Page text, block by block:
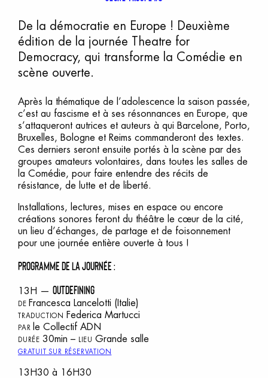
De la démocratie en Europe ! Deuxième
édition de la journée Theatre for
Democracy, qui transforme la Comédie en
scène ouverte.
Après la thématique de l’adolescence la saison passée,
c’est au fascisme et à ses résonnances en Europe, que
s’attaqueront autrices et auteurs à qui Barcelone, Porto,
Bruxelles, Bologne et Reims commanderont des textes.
Ces derniers seront ensuite portés à la scène par des
groupes amateurs volontaires, dans toutes les salles de
la Comédie, pour faire entendre des récits de
résistance, de lutte et de liberté.
Installations, lectures, mises en espace ou encore
créations sonores feront du théâtre le cœur de la cité,
un lieu d’échanges, de partage et de foisonnement
pour une journée entière ouverte à tous !
PROGRAMME DE LA JOURNÉE :
13H — OUTDEFINING
DE Francesca Lancelotti (Italie)
TRADUCTION Federica Martucci
PAR le Collectif ADN
DURÉE 30min – LIEU Grande salle
GRATUIT SUR RÉSERVATION
13H30 à 16H30